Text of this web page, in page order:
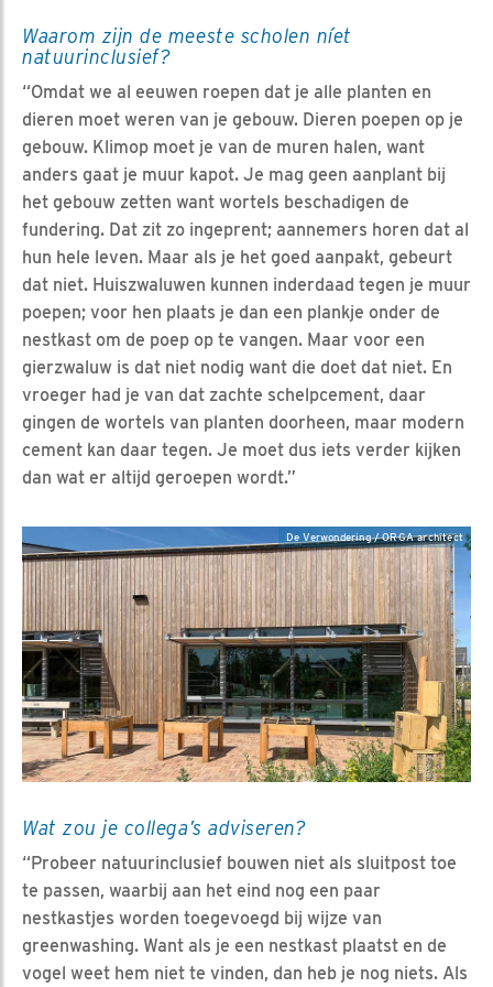
Waarom zijn de meeste scholen níet
natuurinclusief?
“Omdat we al eeuwen roepen dat je alle planten en
dieren moet weren van je gebouw. Dieren poepen op je
gebouw. Klimop moet je van de muren halen, want
anders gaat je muur kapot. Je mag geen aanplant bij
het gebouw zetten want wortels beschadigen de
fundering. Dat zit zo ingeprent; aannemers horen dat al
hun hele leven. Maar als je het goed aanpakt, gebeurt
dat niet. Huiszwaluwen kunnen inderdaad tegen je muur
poepen; voor hen plaats je dan een plankje onder de
nestkast om de poep op te vangen. Maar voor een
gierzwaluw is dat niet nodig want die doet dat niet. En
vroeger had je van dat zachte schelpcement, daar
gingen de wortels van planten doorheen, maar modern
cement kan daar tegen. Je moet dus iets verder kijken
dan wat er altijd geroepen wordt.”
De Verwondering / ORGA architect
Wat zou je collega’s adviseren?
“Probeer natuurinclusief bouwen niet als sluitpost toe
te passen, waarbij aan het eind nog een paar
nestkastjes worden toegevoegd bij wijze van
greenwashing. Want als je een nestkast plaatst en de
vogel weet hem niet te vinden, dan heb je nog niets. Als